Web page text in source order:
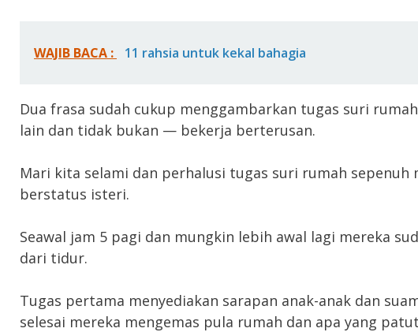
WAJIB BACA : 11 rahsia untuk kekal bahagia
Dua frasa sudah cukup menggambarkan tugas suri
lain dan tidak bukan — bekerja berterusan.
Mari kita selami dan perhalusi tugas suri rumah sepenuh
berstatus isteri.
Seawal jam 5 pagi dan mungkin lebih awal lagi mereka
dari tidur.
Tugas pertama menyediakan sarapan anak-anak dan
selesai mereka mengemas pula rumah dan apa yang